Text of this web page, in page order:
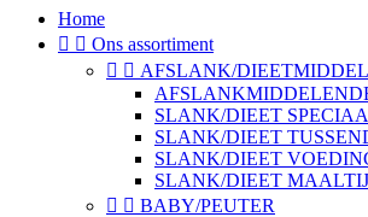
Home
  Ons assortiment
  AFSLANK/
SLANK/DIEET
SLANK/DIEET
SLANK/DIEET
SLANK/DIEET
  BABY/PEUTER